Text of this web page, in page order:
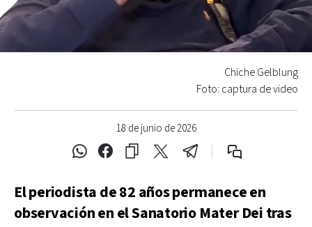
18 de junio de 2026
Chiche Gelblung
Foto: captura de video
El periodista de 82 años permanece en
observación en el Sanatorio Mater Dei tras